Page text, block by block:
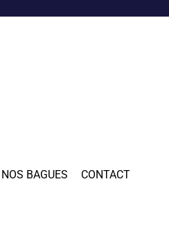
NOS BAGUES CONTACT